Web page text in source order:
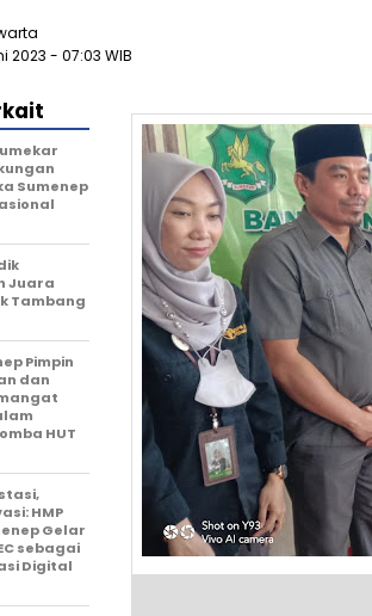
2023 - 07:03 WIB
Sumenep
Juara
Tambang
Pimpin
dan
HUT
HMP
Gelar
sebagai
Digital